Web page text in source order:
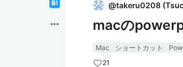
more_horiz
@takeru0208 (
macの
Mac ショートカット
21